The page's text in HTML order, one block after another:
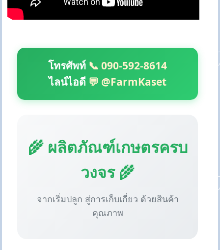
โทรศัพท์ 📞 090-592-8614
ไลน์ไอดี 💬 @FarmKaset
🌾 ผลิตภัณฑ์เกษตรครบ
วงจร 🌾
จากเริ่มปลูก สู่การเก็บเกี่ยว ด้วยสินค้า
คุณภาพ